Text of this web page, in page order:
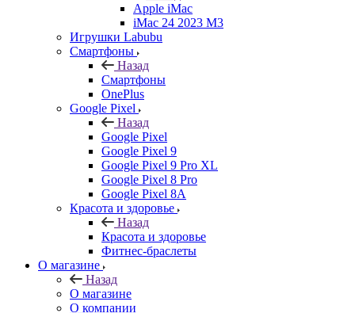
Apple iMac
iMac 24 2023 M3
Игрушки Labubu
Смартфоны
Назад
Смартфоны
OnePlus
Google Pixel
Назад
Google Pixel
Google Pixel 9
Google Pixel 9 Pro XL
Google Pixel 8 Pro
Google Pixel 8A
Красота и здоровье
Назад
Красота и здоровье
Фитнес-браслеты
О магазине
Назад
О магазине
О компании